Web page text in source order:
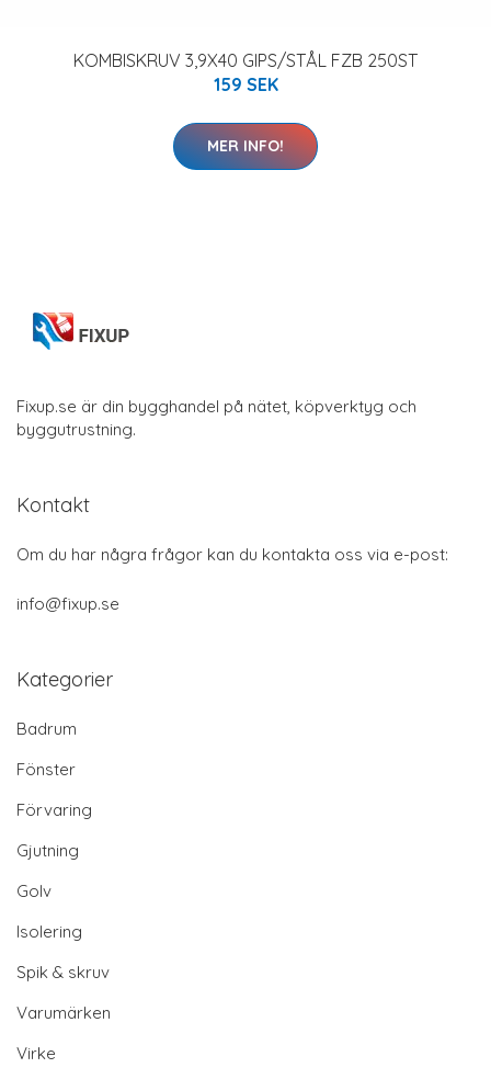
KOMBISKRUV 3,9X40 GIPS/STÅL FZB 250ST
159 SEK
MER INFO!
Fixup.se är din bygghandel på nätet, köpverktyg och
byggutrustning.
Kontakt
Om du har några frågor kan du kontakta oss via e-post:
info@fixup.se
Kategorier
Badrum
Fönster
Förvaring
Gjutning
Golv
Isolering
Spik & skruv
Varumärken
Virke